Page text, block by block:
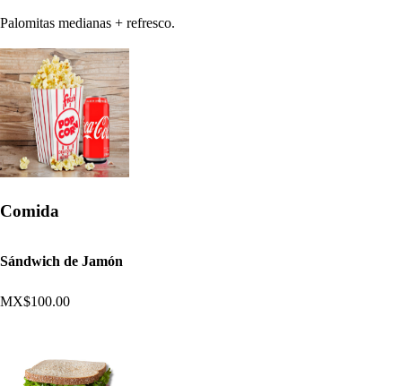
Palomitas medianas + refresco.
Comida
Sándwich de Jamón
MX$100.00